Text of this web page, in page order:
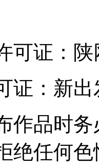
可证：陕
证：新
作品时
绝任何